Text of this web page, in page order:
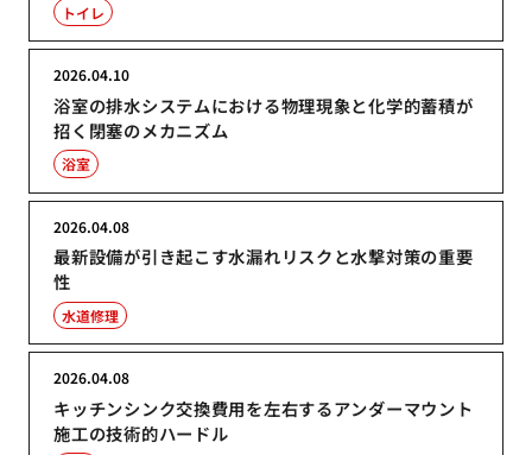
トイレ
浴室の排水システムにおける物理現象と化学的蓄積が
招く閉塞のメカニズム
2026.04.10
浴室
最新設備が引き起こす水漏れリスクと水撃対策の重要
性
2026.04.08
水道修理
キッチンシンク交換費用を左右するアンダーマウント
施工の技術的ハードル
2026.04.08